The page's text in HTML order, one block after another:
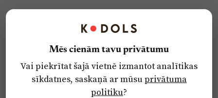
Privātuma politika
Ētikas kodekss
Mēs cienām tavu privātumu
Vai piekrītat šajā vietnē izmantot analītikas
sīkdatnes, saskaņā ar mūsuprivātuma
politiku?